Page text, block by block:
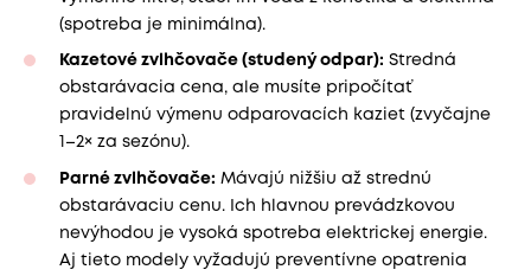
(spotreba je minimálna).
Kazetové zvlhčovače (studený odpar): Stredná
obstarávacia cena, ale musíte pripočítať
pravidelnú výmenu odparovacích kaziet (zvyčajne
1–2× za sezónu).
Parné zvlhčovače: Mávajú nižšiu až strednú
obstarávaciu cenu. Ich hlavnou prevádzkovou
nevýhodou je vysoká spotreba elektrickej energie.
Aj tieto modely vyžadujú preventívne opatrenia